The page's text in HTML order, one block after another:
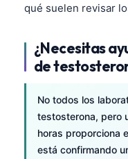
qué suelen revisar
¿Necesitas
de
No todos los
testosterona, pero
horas proporciona
está confirmando